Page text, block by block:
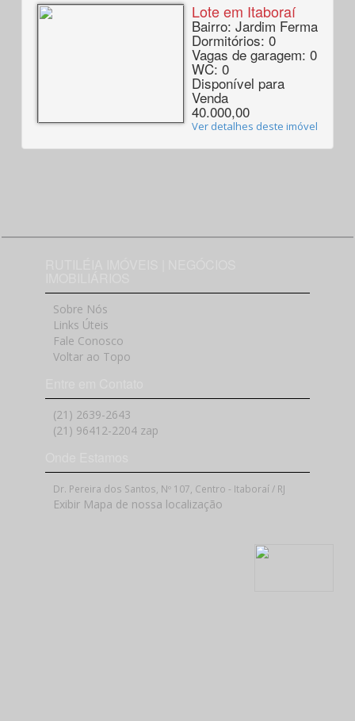
Lote em Itaboraí
Bairro: Jardim Ferma
Dormitórios: 0
Vagas de garagem: 0
WC: 0
Disponível para
Venda
40.000,00
Ver detalhes deste imóvel
Sobre Nós
Links Úteis
Fale Conosco
Voltar ao Topo
(21) 2639-2643
(21) 96412-2204 zap
Dr. Pereira dos Santos, Nº 107, Centro - Itaboraí / RJ
Exibir Mapa de nossa localização